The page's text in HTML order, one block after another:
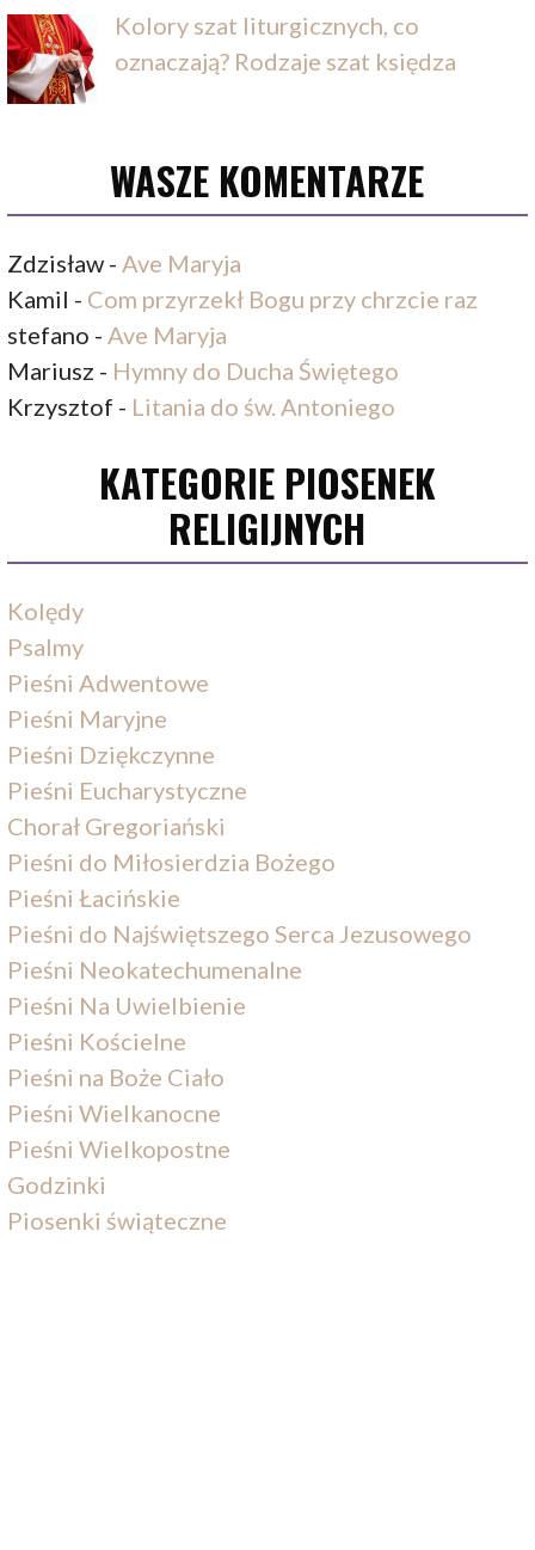
Kolory szat liturgicznych, co
oznaczają? Rodzaje szat księdza
WASZE KOMENTARZE
Zdzisław -Ave Maryja
Kamil - Com przyrzekł Bogu przy chrzcie raz
stefano -Ave Maryja
Mariusz - Hymny do Ducha Świętego
Krzysztof - Litania do św. Antoniego
KATEGORIE PIOSENEK
RELIGIJNYCH
Kolędy
Psalmy
Pieśni Adwentowe
Pieśni Maryjne
Pieśni Dziękczynne
Pieśni Eucharystyczne
Chorał Gregoriański
Pieśni do Miłosierdzia Bożego
Pieśni Łacińskie
Pieśni do Najświętszego Serca Jezusowego
Pieśni Neokatechumenalne
Pieśni Na Uwielbienie
Pieśni Kościelne
Pieśni na Boże Ciało
Pieśni Wielkanocne
Pieśni Wielkopostne
Godzinki
Piosenki świąteczne